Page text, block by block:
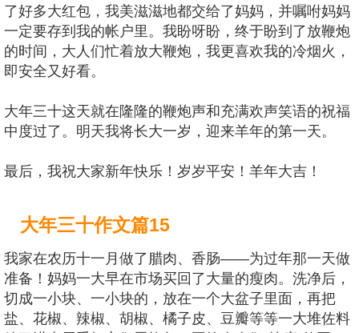
了好多大红包，我美滋滋地都交给了妈妈，并嘱咐妈妈
一定要存到我的帐户里。我盼呀盼，终于盼到了放鞭炮
的时间，大人们忙着放大鞭炮，我更喜欢我的冷烟火，
即安全又好看。
大年三十这天就在隆隆的鞭炮声和充满欢声笑语的祝福
中度过了。明天我将长大一岁，迎来羊年的第一天。
最后，我祝大家新年快乐！岁岁平安！羊年大吉！
大年三十作文篇15
我家在农历十一月做了腊肉、香肠——为过年那一天做
准备！妈妈一大早在市场买回了大量的瘦肉。洗净后，
切成一小块、一小块的，放在一个大盆子里面，再把
盐、花椒、辣椒、胡椒、橘子皮、豆瓣等等一大堆佐料